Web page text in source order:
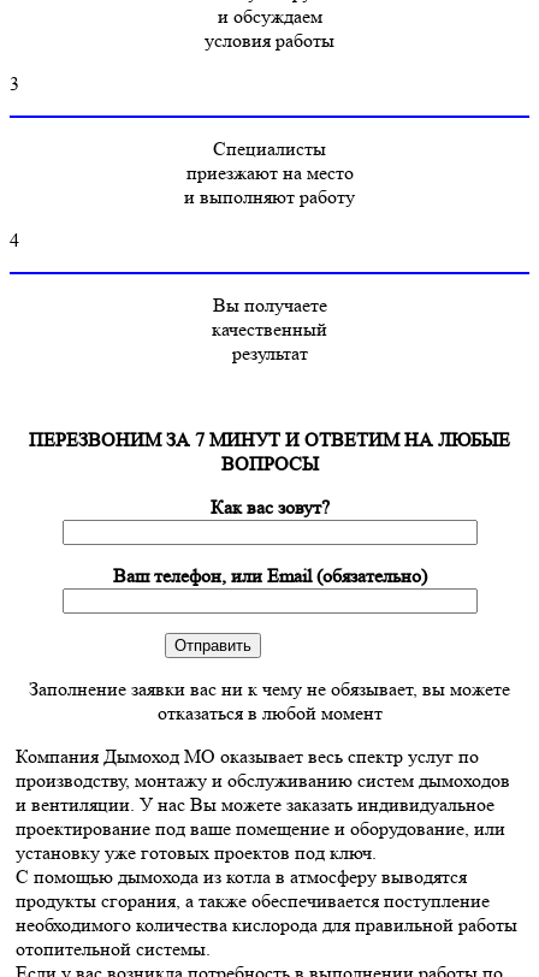
и обсуждаем
условия работы
3
Специалисты
приезжают на место
и выполняют работу
4
Вы получаете
качественный
результат
ПЕРЕЗВОНИМ ЗА 7 МИНУТ И ОТВЕТИМ НА ЛЮБЫЕ
ВОПРОСЫ
Как вас зовут?
Ваш телефон, или Email (обязательно)
Заполнение заявки вас ни к чему не обязывает, вы можете
отказаться в любой момент
Компания Дымоход МО оказывает весь спектр услуг по
производству, монтажу и обслуживанию систем дымоходов
и вентиляции. У нас Вы можете заказать индивидуальное
проектирование под ваше помещение и оборудование, или
установку уже готовых проектов под ключ.
С помощью дымохода из котла в атмосферу выводятся
продукты сгорания, а также обеспечивается поступление
необходимого количества кислорода для правильной работы
отопительной системы.
Если у вас возникла потребность в выполнении работы по